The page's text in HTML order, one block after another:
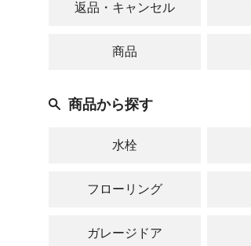
返品・キャンセル
商品
商品から探す
水栓
フローリング
ガレージドア